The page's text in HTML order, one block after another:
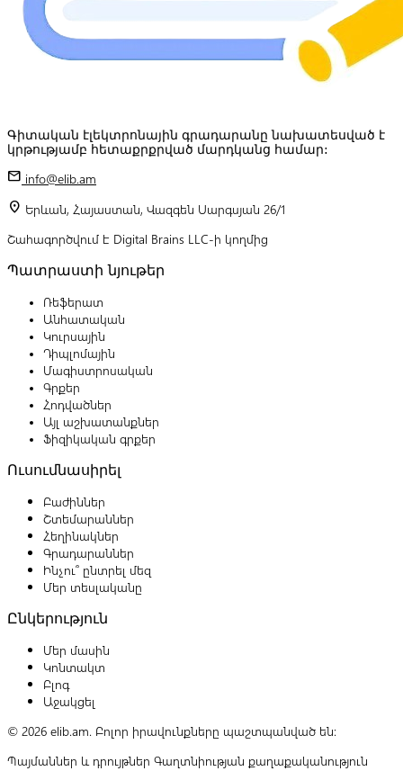
Գիտական էլեկտրոնային գրադարանը նախատեսված է
կրթությամբ հետաքրքրված մարդկանց համար:
mail info@elib.am
location_on Երևան, Հայաստան, Վազգեն Սարգսյան 26/1
Շահագործվում է Digital Brains LLC-ի կողմից
Պատրաստի նյութեր
Ռեֆերատ
Անհատական
Կուրսային
Դիպլոմային
Մագիստրոսական
Գրքեր
Հոդվածներ
Այլ աշխատանքներ
Ֆիզիկական գրքեր
Ուսումնասիրել
Բաժիններ
Շտեմարաններ
Հեղինակներ
Գրադարաններ
Ինչու՞ ընտրել մեզ
Մեր տեսլականը
Ընկերություն
Մեր մասին
Կոնտակտ
Բլոգ
Աջակցել
© 2026 elib.am. Բոլոր իրավունքները պաշտպանված են:
Պայմաններ և դրույթներ Գաղտնիության քաղաքականություն